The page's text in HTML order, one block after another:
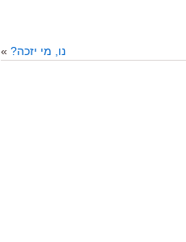
נו, מי יזכה? »